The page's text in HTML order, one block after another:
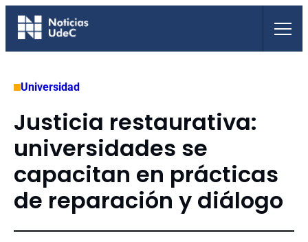
Saltar
Universidad
Justicia restaurativa:
universidades se
capacitan en prácticas
de reparación y diálogo